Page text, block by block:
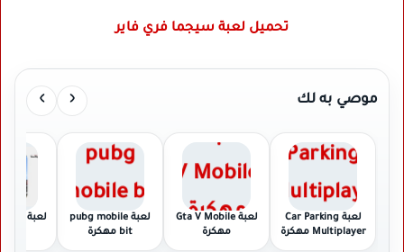
تحميل لعبة سيجما فري فاير
موصي به لك ‹
›
لعبة Car Parking
Multiplayer مهكرة
لعبة Gta V Mobile
مهكرة
لعبة pubg mobile
bit مهكرة